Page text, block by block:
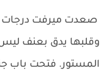
صعدت ميرفت درجات
وقلبها يدق بعنف
المستور. فتحت باب